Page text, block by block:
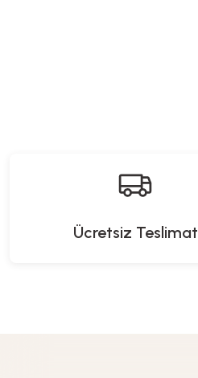
6.999,00
Ücretsiz Teslimat